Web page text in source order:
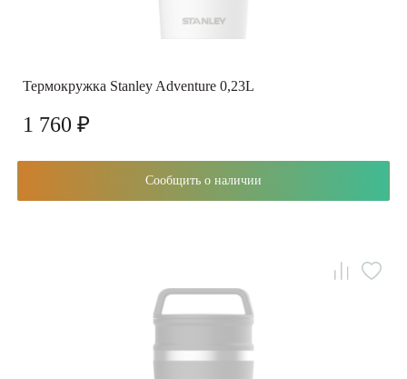
Термокружка Stanley Adventure 0,23L
1 760 ₽
Сообщить о наличии